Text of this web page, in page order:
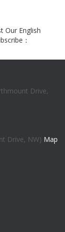
Our English
：
Drive,
Drive, NW) Map